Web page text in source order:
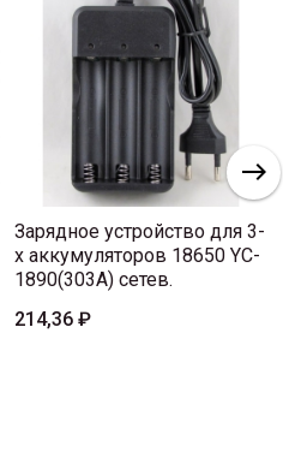
Зарядное устройство для 3-
х аккумуляторов 18650 YC-
1890(303A) сетев.
214,36 ₽